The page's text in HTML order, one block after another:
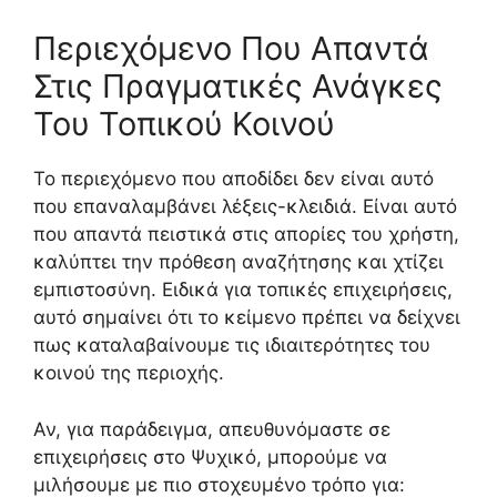
Περιεχόμενο Που Απαντά
Στις Πραγματικές Ανάγκες
Του Τοπικού Κοινού
Το περιεχόμενο που αποδίδει δεν είναι αυτό
που επαναλαμβάνει λέξεις-κλειδιά. Είναι αυτό
που απαντά πειστικά στις απορίες του χρήστη,
καλύπτει την πρόθεση αναζήτησης και χτίζει
εμπιστοσύνη. Ειδικά για τοπικές επιχειρήσεις,
αυτό σημαίνει ότι το κείμενο πρέπει να δείχνει
πως καταλαβαίνουμε τις ιδιαιτερότητες του
κοινού της περιοχής.
Αν, για παράδειγμα, απευθυνόμαστε σε
επιχειρήσεις στο Ψυχικό, μπορούμε να
μιλήσουμε με πιο στοχευμένο τρόπο για: